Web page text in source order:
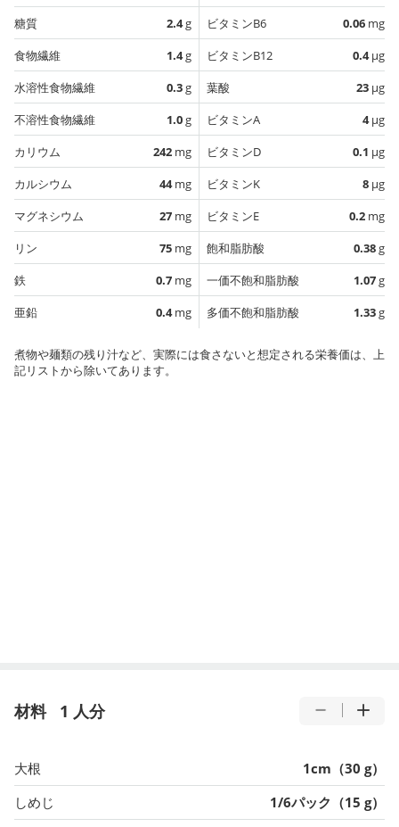
糖質
2.4g
食物繊維
1.4g
水溶性食物繊維
0.3g
不溶性食物繊維
1.0g
カリウム
242 mg
カルシウム
44mg
マグネシウム
27 mg
リン
75 mg
鉄
0.7 mg
亜鉛
0.4mg
ビタミンB6
0.06 mg
ビタミンB12
0.4µg
葉酸
23 µg
ビタミンA
4µg
ビタミンD
0.1 µg
ビタミンK
8 µg
ビタミンE
0.2 mg
飽和脂肪酸
0.38g
一価不飽和脂肪酸
1.07g
多価不飽和脂肪酸
1.33g
煮物や麺類の残り汁など、実際には食さないと想定される栄養価は、上
記リストから除いてあります。
材料 1 人分
大根
1cm（30 g）
しめじ
1/6パック（15 g）